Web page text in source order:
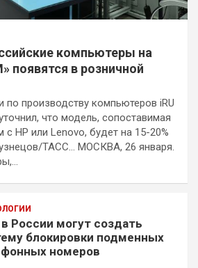
компьютеры на
появятся в розничной
по производству компьютеров iRU
что модель, сопоставимая
с HP или Lenovo, будет на 15-20%
ТАСС… МОСКВА, 26 января.
России могут создать
блокировки подменных
номеров